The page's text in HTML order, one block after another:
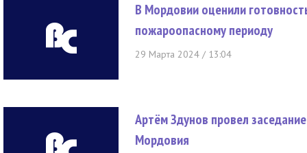
В Мордовии оценили
пожароопасному периоду
29 Марта 2024 / 13:04
Артём Здунов провел
Мордовия